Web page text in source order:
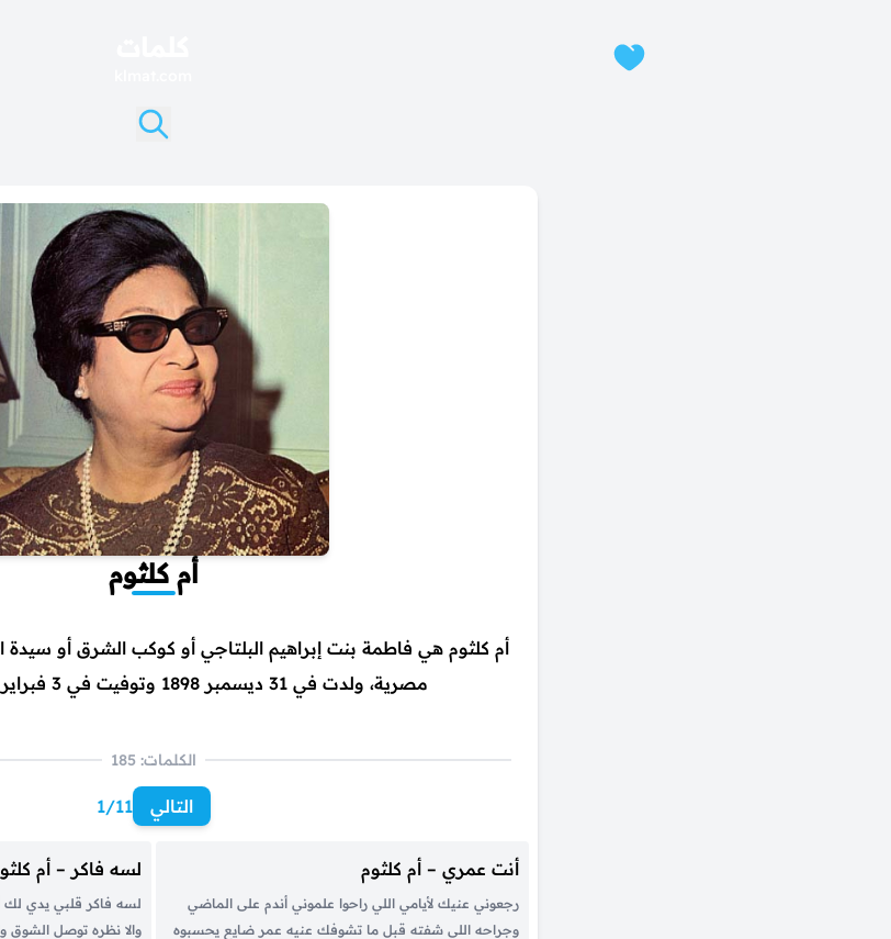
أم كلثوم
أم كلثوم هي فاطمة بنت إبراهيم البلتاجي أو كوكب الشرق أو سيدة
مصرية، ولدت في 31 ديسمبر 1898 وتوفيت في 3 فبراير 1975 (76 سنة)
الكلمات: 185
التالي 1/11
أنت عمري – أم كلثوم
رجعوني عنيك لأيامي اللي راحوا علموني أندم على الماضي
وجراحه اللي شفته قبل ما تشوفك عنيه عمر ضايع يحسبوه
لسه فاكر – أم
لسه فاكر قلبي يدي لك
والا نظره توصل الشوق